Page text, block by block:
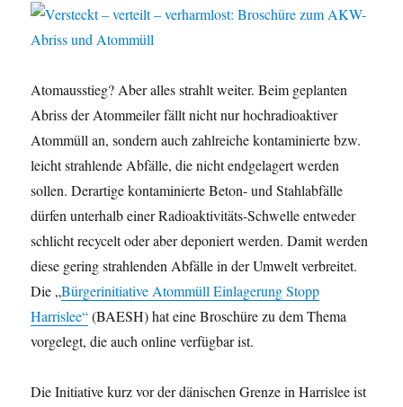
Atomausstieg? Aber alles strahlt weiter. Beim geplanten
Abriss der Atommeiler fällt nicht nur hochradioaktiver
Atommüll an, sondern auch zahlreiche kontaminierte bzw.
leicht strahlende Abfälle, die nicht endgelagert werden
sollen. Derartige kontaminierte Beton- und Stahlabfälle
dürfen unterhalb einer Radioaktivitäts-Schwelle entweder
schlicht recycelt oder aber deponiert werden. Damit werden
diese gering strahlenden Abfälle in der Umwelt verbreitet.
Die „Bürgerinitiative Atommüll Einlagerung Stopp
Harrislee“(BAESH) hat eine Broschüre zu dem Thema
vorgelegt, die auch online verfügbar ist.
Die Initiative kurz vor der dänischen Grenze in Harrislee ist